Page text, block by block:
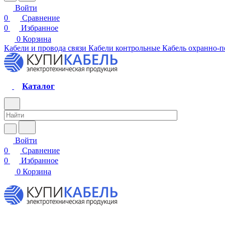
Войти
0
Сравнение
0
Избранное
0 Корзина
Кабели и провода связи Кабели контрольные Кабель охранно-
Каталог
Войти
0
Сравнение
0
Избранное
0 Корзина